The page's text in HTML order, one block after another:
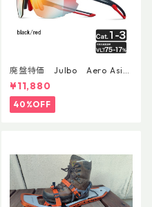
廃盤特価 Julbo Aero Asia
nFit
¥11,880
40%OFF